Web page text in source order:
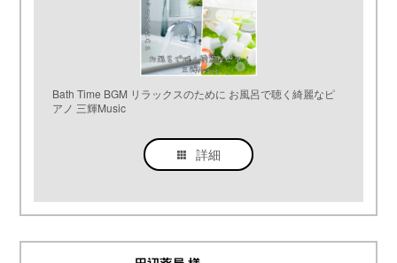
Bath Time BGM リラックスのために お風呂で聴く綺麗なピ
アノ 三輝Music
詳細